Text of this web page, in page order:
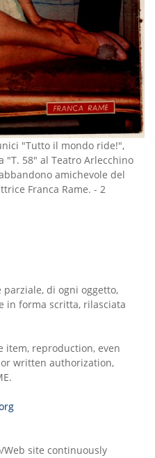
"Tutto il mondo ride!",
"T. 58" al Teatro Arlecchino
amichevole del
Franca Rame. - 2
di ogni oggetto,
in forma scritta, rilasciata
item, reproduction, even
written authorization,
site continuously